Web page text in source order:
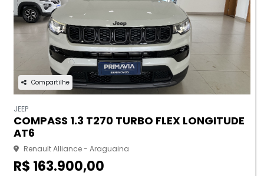
Compartilhe
JEEP
COMPASS 1.3 T270 TURBO FLEX LONGITUDE
AT6
Renault Alliance - Araguaina
R$ 163.900,00